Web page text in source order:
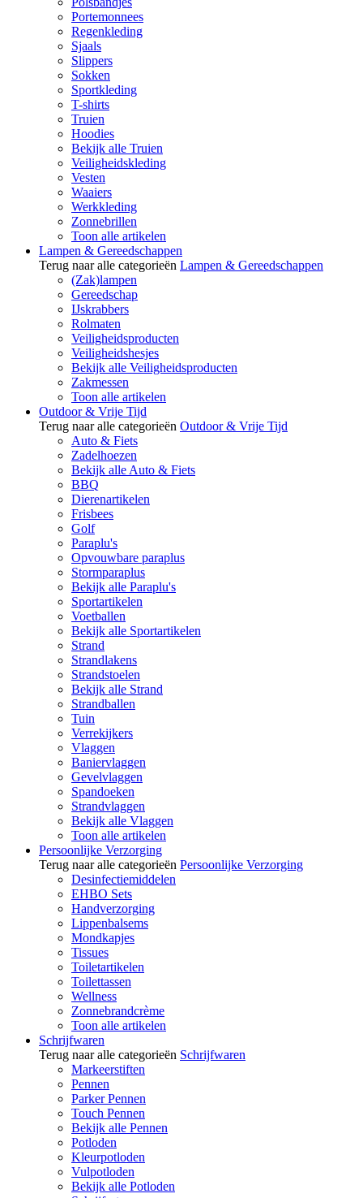
Portemonnees
Regenkleding
Sjaals
Slippers
Sokken
Sportkleding
T-shirts
Truien
Hoodies
Bekijk alle Truien
Veiligheidskleding
Vesten
Waaiers
Werkkleding
Zonnebrillen
Toon alle artikelen
Lampen & Gereedschappen
Terug naar alle categorieën Lampen & Gereedschappen
(Zak)lampen
Gereedschap
IJskrabbers
Rolmaten
Veiligheidsproducten
Veiligheidshesjes
Bekijk alle Veiligheidsproducten
Zakmessen
Toon alle artikelen
Outdoor & Vrije Tijd
Terug naar alle categorieën Outdoor & Vrije Tijd
Auto & Fiets
Zadelhoezen
Bekijk alle Auto & Fiets
BBQ
Dierenartikelen
Frisbees
Golf
Paraplu's
Opvouwbare paraplus
Stormparaplus
Bekijk alle Paraplu's
Sportartikelen
Voetballen
Bekijk alle Sportartikelen
Strand
Strandlakens
Strandstoelen
Bekijk alle Strand
Strandballen
Tuin
Verrekijkers
Vlaggen
Baniervlaggen
Gevelvlaggen
Spandoeken
Strandvlaggen
Bekijk alle Vlaggen
Toon alle artikelen
Persoonlijke Verzorging
Terug naar alle categorieën Persoonlijke Verzorging
Desinfectiemiddelen
EHBO Sets
Handverzorging
Lippenbalsems
Mondkapjes
Tissues
Toiletartikelen
Toilettassen
Wellness
Zonnebrandcrème
Toon alle artikelen
Schrijfwaren
Terug naar alle categorieën Schrijfwaren
Markeerstiften
Pennen
Parker Pennen
Touch Pennen
Bekijk alle Pennen
Potloden
Kleurpotloden
Vulpotloden
Bekijk alle Potloden